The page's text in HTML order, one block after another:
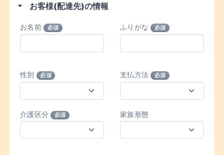
お客様(配達先)の情報
お名前 必須 ふりがな 必須
性別 必須 支払方法 必須
介護区分 必須 家族形態